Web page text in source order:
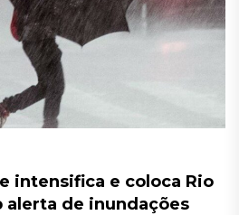
intensifica e coloca Rio
alerta de inundações